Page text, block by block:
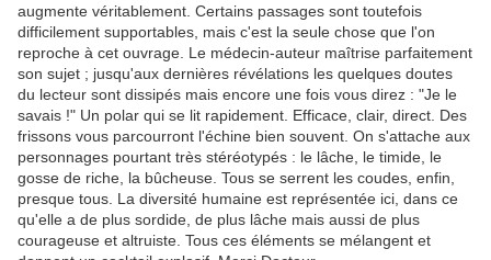
augmente véritablement. Certains passages sont toutefois
difficilement supportables, mais c'est la seule chose que l'on
reproche à cet ouvrage. Le médecin-auteur maîtrise parfaitement
son sujet ; jusqu'aux dernières révélations les quelques doutes
du lecteur sont dissipés mais encore une fois vous direz : "Je le
savais !" Un polar qui se lit rapidement. Efficace, clair, direct. Des
frissons vous parcourront l'échine bien souvent. On s'attache aux
personnages pourtant très stéréotypés : le lâche, le timide, le
gosse de riche, la bûcheuse. Tous se serrent les coudes, enfin,
presque tous. La diversité humaine est représentée ici, dans ce
qu'elle a de plus sordide, de plus lâche mais aussi de plus
courageuse et altruiste. Tous ces éléments se mélangent et